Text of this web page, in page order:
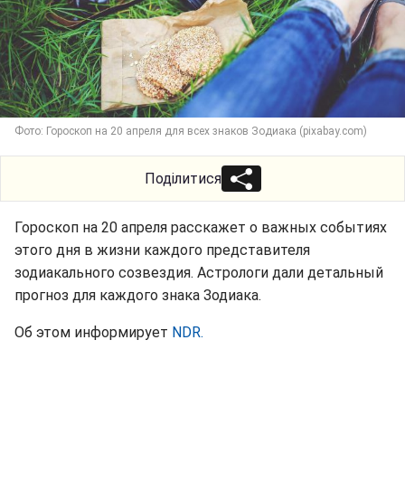
Фото: Гороскоп на 20 апреля для всех знаков Зодиака (pixabay.com)
Поділитися
Гороскоп на 20 апреля расскажет о важных событиях
этого дня в жизни каждого представителя
зодиакального созвездия. Астрологи дали детальный
прогноз для каждого знака Зодиака.
Об этом информирует NDR.